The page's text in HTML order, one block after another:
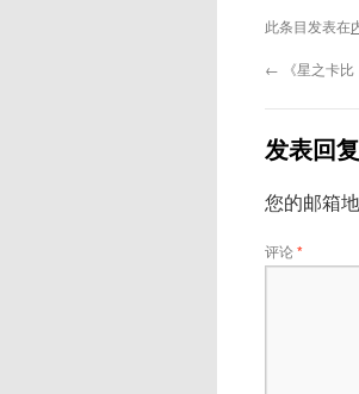
此条目发表在
← 《星之卡
发表回复
您的邮箱
评论*